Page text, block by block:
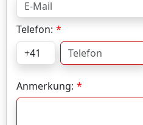
Telefon:
Anmerkung: